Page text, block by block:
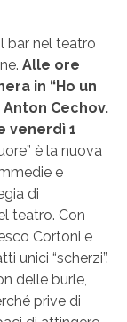
bar nel teatro
Alle ore
in “Ho un
Cechov.
venerdì 1
è la nuova
e
di
teatro. Con
Cortoni e
unici “scherzi”.
delle burle,
prive di